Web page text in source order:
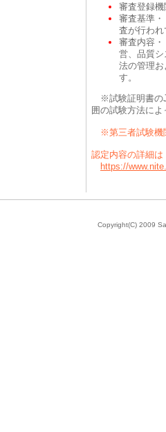
審査登録
審査基準
査が行わ
審査内容
営、品質
法の管理
す。
※試験証明書の
囲の試験方法に
※第三者試験機
認定内容の詳細
https://
Copyright(C) 2009